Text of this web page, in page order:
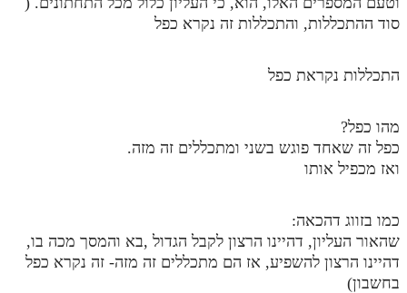
סוד ההתכללות, והתכללות זה נקרא כפל
התכללות נקראת כפל
מהו כפל?
כפל זה שאחד פוגש בשני ומתכללים זה מזה.
ואז מכפיל אותו
כמו בזווג דהכאה:
שהאור העליון, דהיינו הרצון לקבל הגדול ,בא והמסך מכה בו,
דהיינו הרצון להשפיע, אז הם מתכללים זה מזה- זה נקרא כפל
בחשבון)